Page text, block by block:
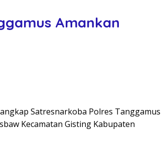
Amankan
Satresnarkoba Polres Tanggamus
Kecamatan Gisting Kabupaten